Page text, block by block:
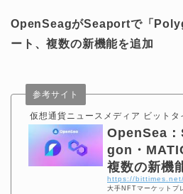
OpenSeagがSeaportで「
ート、複数の新機能を追加
仮想通貨ニュースメディア ビットタ
参考サイト
OpenSea
gon・
複数の新機
https://
大手NFTマーケットプ